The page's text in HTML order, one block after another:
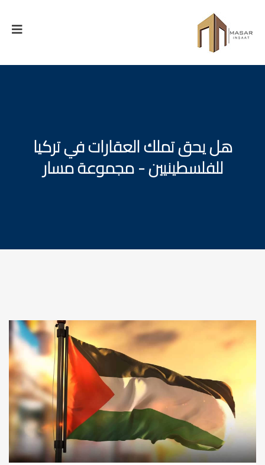
هل يحق تملك العقارات في تركيا
للفلسطينيين - مجموعة مسار